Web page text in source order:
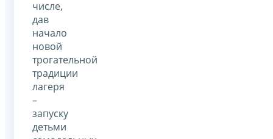
числе,
дав
начало
новой
трогательной
традиции
лагеря
–
запуску
детьми